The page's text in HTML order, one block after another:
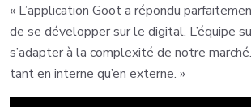
« L’application Goot a répondu
de se développer sur le digital. L’équipe
s’adapter à la complexité de notre
tant en interne qu’en externe. »